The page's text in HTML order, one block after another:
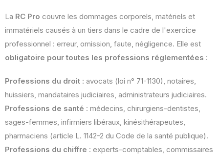
La RC Pro couvre les dommages corporels, matériels et
immatériels causés à un tiers dans le cadre de l'exercice
professionnel : erreur, omission, faute, négligence. Elle est
obligatoire pour toutes les professions réglementées :
Professions du droit : avocats (loi n° 71-1130), notaires,
huissiers, mandataires judiciaires, administrateurs judiciaires.
Professions de santé : médecins, chirurgiens-dentistes,
sages-femmes, infirmiers libéraux, kinésithérapeutes,
pharmaciens (article L. 1142-2 du Code de la santé publique).
Professions du chiffre : experts-comptables, commissaires